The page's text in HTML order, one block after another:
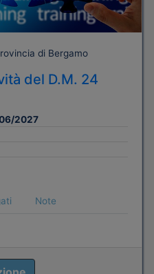
di Bergamo
del D.M. 24
2027
Note